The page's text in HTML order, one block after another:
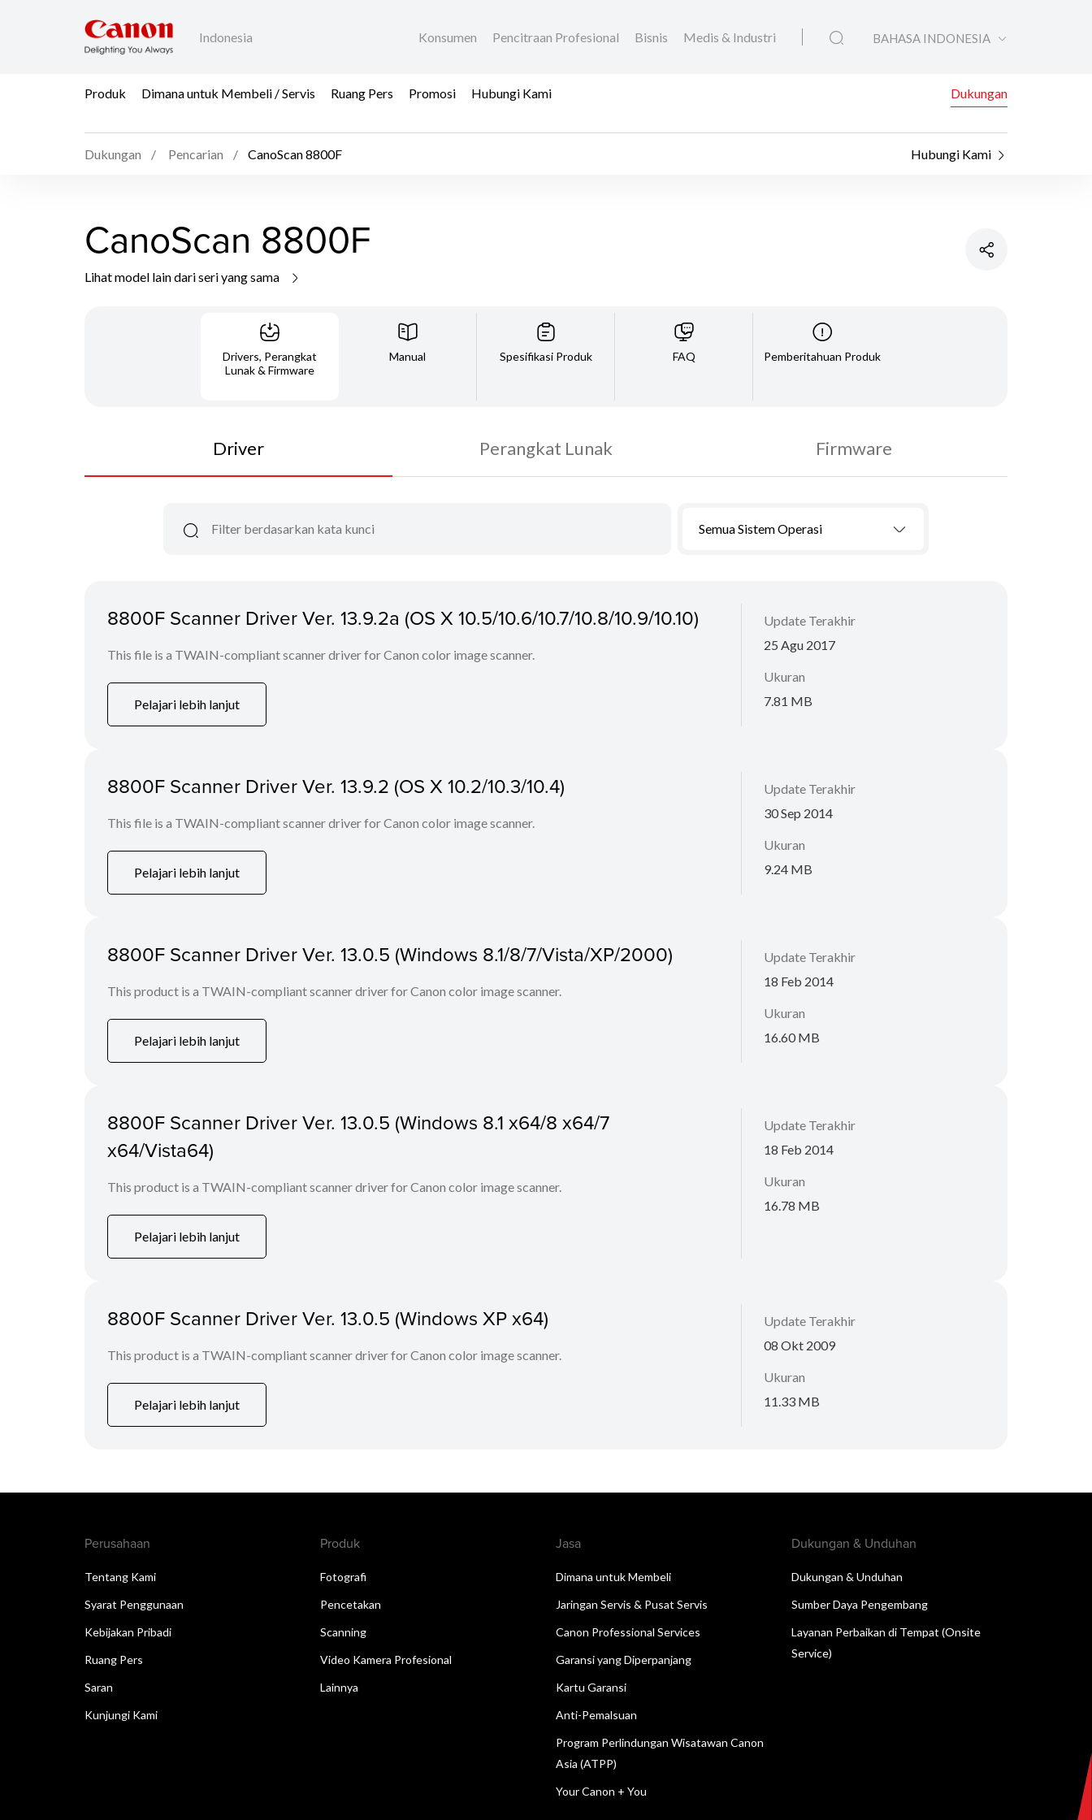
Indonesia Konsumen Pencitraan Profesional Bisnis Medis & Industri BAHASA INDONESIA
Produk Dimana untuk Membeli / Servis Ruang Pers Promosi Hubungi Kami Dukungan
Dukungan Pencarian CanoScan 8800F Hubungi Kami
CanoScan 8800F
Lihat model lain dari seri yang sama
Drivers, Perangkat
Lunak & Firmware
Manual Spesifikasi Produk FAQ Pemberitahuan Produk
Driver Perangkat Lunak Firmware
Semua Sistem Operasi
8800F Scanner Driver Ver. 13.9.2a (OS X 10.5/10.6/10.7/10.8/10.9/10.10)
This file is a TWAIN-compliant scanner driver for Canon color image scanner.
Pelajari lebih lanjut
Update Terakhir
25 Agu 2017
Ukuran
7.81 MB
8800F Scanner Driver Ver. 13.9.2 (OS X 10.2/10.3/10.4)
This file is a TWAIN-compliant scanner driver for Canon color image scanner.
Pelajari lebih lanjut
Update Terakhir
30 Sep 2014
Ukuran
9.24 MB
8800F Scanner Driver Ver. 13.0.5 (Windows 8.1/8/7/Vista/XP/2000)
This product is a TWAIN-compliant scanner driver for Canon color image scanner.
Pelajari lebih lanjut
Update Terakhir
18 Feb 2014
Ukuran
16.60 MB
8800F Scanner Driver Ver. 13.0.5 (Windows 8.1 x64/8 x64/7
x64/Vista64)
This product is a TWAIN-compliant scanner driver for Canon color image scanner.
Pelajari lebih lanjut
Update Terakhir
18 Feb 2014
Ukuran
16.78 MB
8800F Scanner Driver Ver. 13.0.5 (Windows XP x64)
This product is a TWAIN-compliant scanner driver for Canon color image scanner.
Pelajari lebih lanjut
Update Terakhir
08 Okt 2009
Ukuran
11.33 MB
Perusahaan
Tentang Kami
Syarat Penggunaan
Kebijakan Pribadi
Ruang Pers
Saran
Kunjungi Kami
Produk
Fotografi
Pencetakan
Scanning
Video Kamera Profesional
Lainnya
Jasa
Dimana untuk Membeli
Jaringan Servis & Pusat Servis
Canon Professional Services
Garansi yang Diperpanjang
Kartu Garansi
Anti-Pemalsuan
Program Perlindungan Wisatawan Canon
Asia (ATPP)
Your Canon + You
Dukungan & Unduhan
Dukungan & Unduhan
Sumber Daya Pengembang
Layanan Perbaikan di Tempat (Onsite
Service)